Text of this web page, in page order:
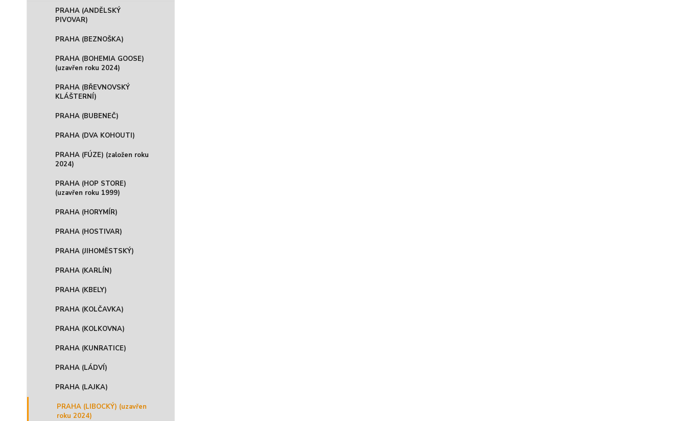
PRAHA (ANDĚLSKÝ
PIVOVAR)
PRAHA (BEZNOŠKA)
PRAHA (BOHEMIA GOOSE)
(uzavřen roku 2024)
PRAHA (BŘEVNOVSKÝ
KLÁŠTERNÍ)
PRAHA (BUBENEČ)
PRAHA (DVA KOHOUTI)
PRAHA (FÚZE) (založen roku
2024)
PRAHA (HOP STORE)
(uzavřen roku 1999)
PRAHA (HORYMÍR)
PRAHA (HOSTIVAR)
PRAHA (JIHOMĚSTSKÝ)
PRAHA (KARLÍN)
PRAHA (KBELY)
PRAHA (KOLČAVKA)
PRAHA (KOLKOVNA)
PRAHA (KUNRATICE)
PRAHA (LÁDVÍ)
PRAHA (LAJKA)
PRAHA (LIBOCKÝ) (uzavřen
roku 2024)